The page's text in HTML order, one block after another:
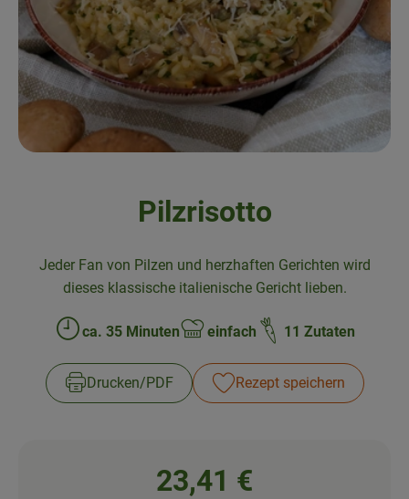
Frisches
Angebote & Neues
Naturwaren
Vorratskammer
So geht’s
Über Grünland
Service
Blog
Pilzrisotto
Jeder Fan von Pilzen und herzhaften Gerichten wird
dieses klassische italienische Gericht lieben.
Zubreitungszeit:
ca. 35 Minuten
Schwierigkeit:
einfach 11 Zutaten
Drucken​/​PDF Rezept speichern
23,41 €